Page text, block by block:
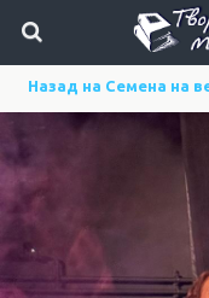
Назад на Семена на